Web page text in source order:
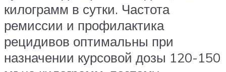
килограмм в сутки. Частота
ремиссии и профилактика
рецидивов оптимальны при
назначении курсовой дозы 120-150